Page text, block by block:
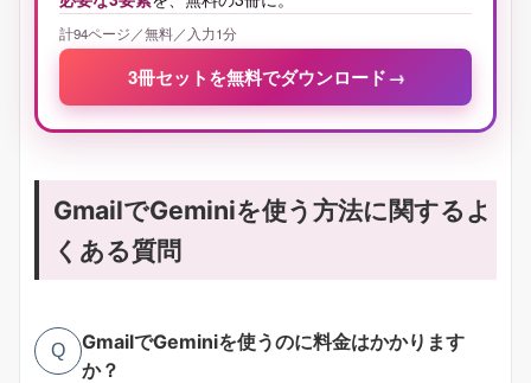
計94ページ／無料／入力1分
3冊セットを無料でダウンロード →
GmailでGeminiを使う方法に関するよ
くある質問
Q
GmailでGeminiを使うのに料金はかかります
か？